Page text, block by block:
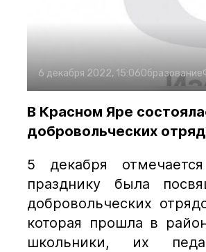
6 декабря 2022, 15:06Образование
В Красном Яре
добровольческих
5 декабря
празднику была
добровольческих
которая прошла в
школьники, их